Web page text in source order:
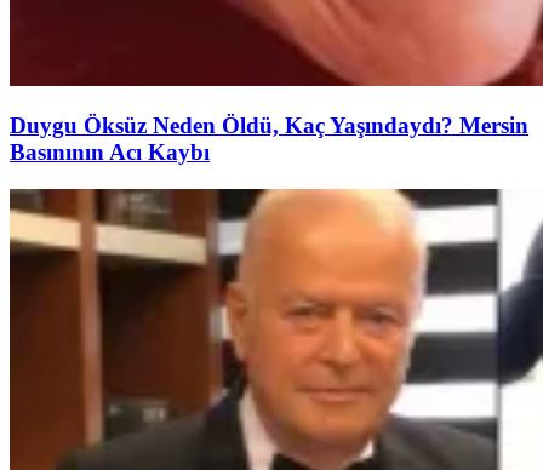
Duygu Öksüz Neden Öldü, Kaç Yaşındaydı? Mersin
Basınının Acı Kaybı